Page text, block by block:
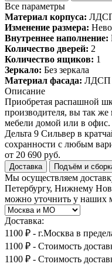
Все параметры
Материал корпуса:
Изменение размера:
Внутреннее наполнение:
Количество дверей: 2
Количество ящиков: 1
Зеркало: Без зеркала
Материал фасада: ЛДСП
Описание
Приобретая распашной
производителя, вы так же
мебели домой или в
Дельта 9 Сильвер в
сохранности с любым
от 20 690 руб.
Доставка Подъём и
Мы осуществляем
Петербургу, Нижнему
можно уточнить у наших
Доставка:
1100 ₽ - г.Москва в
1100 ₽ - Стоимость
1100 ₽ - Стоимость